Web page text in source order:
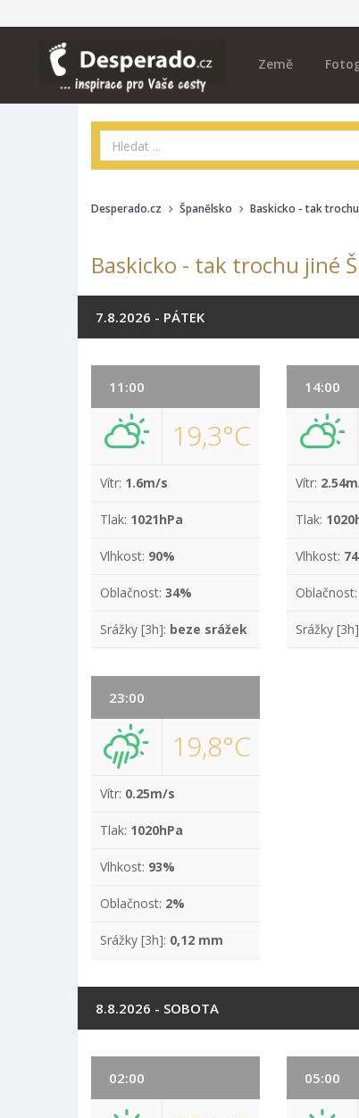
Země
Desperado.cz Španělsko Baskicko - tak
Baskicko - tak trochu jiné
7.8.2026 - PÁTEK
11:00
19,3°C
Vítr: 1.6m/s
Tlak: 1021hPa
Vlhkost: 90%
Oblačnost: 34%
Srážky [3h]: beze srážek
14:00
Vítr:
Tlak:
Vlhkost:
Oblačnost:
Srážky
23:00
19,8°C
Vítr: 0.25m/s
Tlak: 1020hPa
Vlhkost: 93%
Oblačnost: 2%
Srážky [3h]: 0,12 mm
8.8.2026 - SOBOTA
02:00 05:00